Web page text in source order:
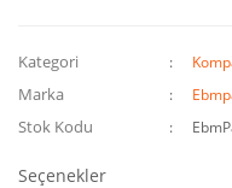
Kategori
Marka
Stok Kodu
Seçenekler